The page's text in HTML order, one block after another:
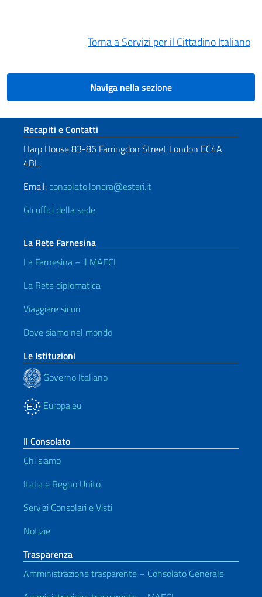
Torna a Servizi per il Cittadino Italiano
Naviga nella sezione
Sezione footer
Recapiti e Contatti
Harp House 83-86 Farringdon Street London EC4A
4BL.
Email: consolato.londra@esteri.it
Gli uffici della sede
La Rete Farnesina
La Farnesina – il MAECI
La Rete diplomatica
Viaggiare sicuri
Dove siamo nel mondo
Le Istituzioni
Governo Italiano
Europa.eu
Il Consolato
Chi siamo
Italia e Regno Unito
Servizi Consolari e Visti
Notizie
Trasparenza
Amministrazione trasparente – Consolato Generale